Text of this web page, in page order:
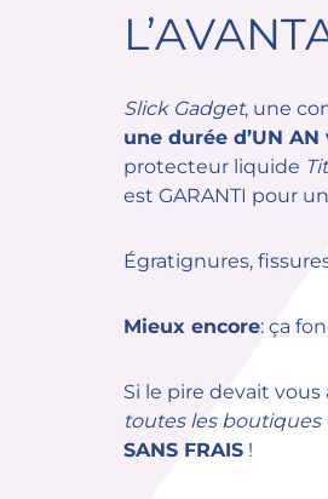
Slick Gadget, une
une durée d’UN
protecteur liquide
est GARANTI pour
Égratignures,
Mieux encore: ça
Si le pire devait
toutes les boutiques
SANS FRAIS !